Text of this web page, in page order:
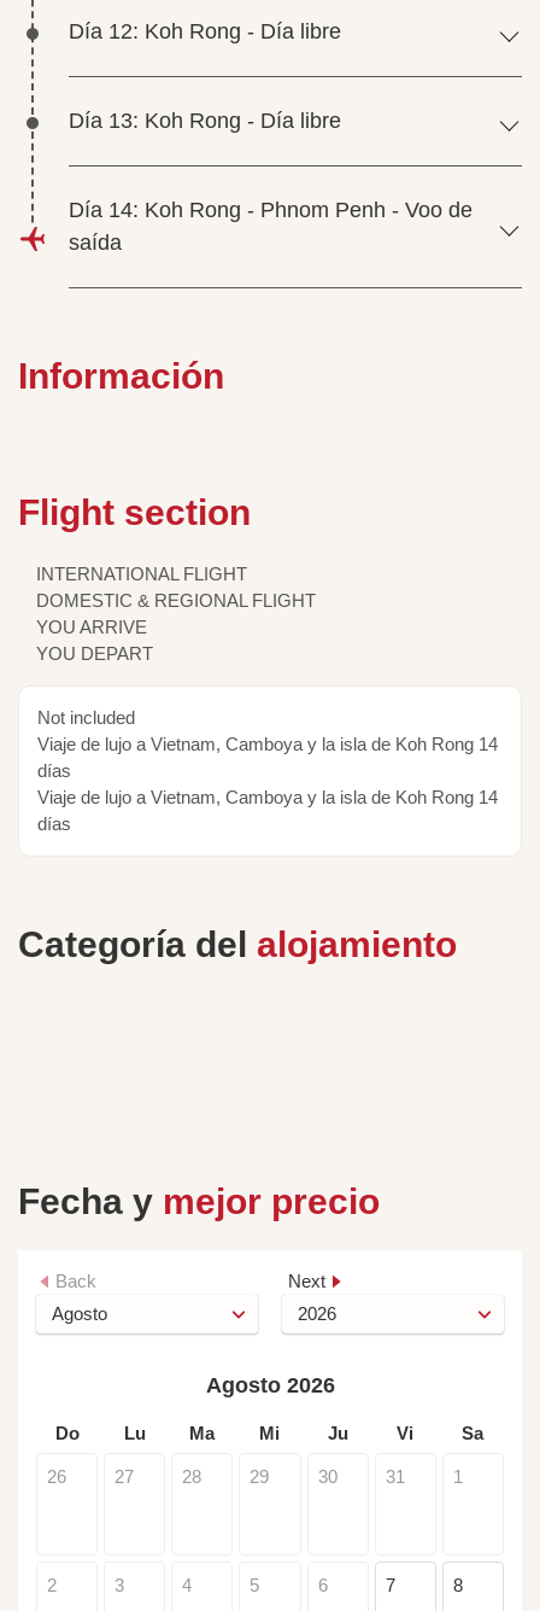
Día 12: Koh Rong - Día libre
Día 13: Koh Rong - Día libre
Día 14: Koh Rong - Phnom Penh - Voo de
saída
Información
Flight section
INTERNATIONAL FLIGHT
DOMESTIC & REGIONAL FLIGHT
YOU ARRIVE
YOU DEPART
Not included
Viaje de lujo a Vietnam, Camboya y la isla de Koh Rong 14
días
Viaje de lujo a Vietnam, Camboya y la isla de Koh Rong 14
días
Categoría del alojamiento
Fecha y mejor precio
Back Next
Agosto 2026
Do Lu Ma Mi Ju Vi Sa
26 27 28 29 30 31 1
2 3 4 5 6 7 8